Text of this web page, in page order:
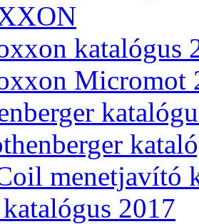
katalógus
Micromot
menetjavító
2017